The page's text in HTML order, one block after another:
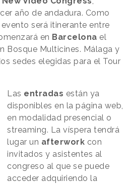
año de andadura. Como
será itinerante entre
en Barcelona el
Bosque Multicines. Málaga y
sedes elegidas para el Tour
Las entradas están ya
disponibles en la página web,
en modalidad presencial o
streaming. La víspera tendrá
lugar un afterwork con
invitados y asistentes al
congreso al que se puede
acceder adquiriendo la